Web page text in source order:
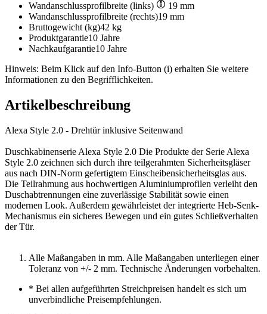
Wandanschlussprofilbreite (links)
19 mm
Wandanschlussprofilbreite (rechts)19 mm
Bruttogewicht (kg)42 kg
Produktgarantie10 Jahre
Nachkaufgarantie10 Jahre
Hinweis: Beim Klick auf den Info-Button (i) erhalten Sie weitere
Informationen zu den Begrifflichkeiten.
Artikelbeschreibung
Alexa Style 2.0 - Drehtür inklusive Seitenwand
Duschkabinenserie Alexa Style 2.0 Die Produkte der Serie Alexa
Style 2.0 zeichnen sich durch ihre teilgerahmten Sicherheitsgläser
aus nach DIN-Norm gefertigtem Einscheibensicherheitsglas aus.
Die Teilrahmung aus hochwertigen Aluminiumprofilen verleiht den
Duschabtrennungen eine zuverlässige Stabilität sowie einen
modernen Look. Außerdem gewährleistet der integrierte Heb-Senk-
Mechanismus ein sicheres Bewegen und ein gutes Schließverhalten
der Tür.
Alle Maßangaben in mm. Alle Maßangaben unterliegen einer
Toleranz von +/- 2 mm. Technische Änderungen vorbehalten.
* Bei allen aufgeführten Streichpreisen handelt es sich um
unverbindliche Preisempfehlungen.